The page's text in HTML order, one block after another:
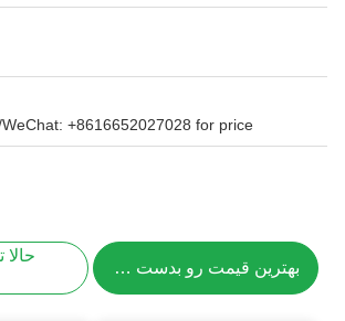
+8616652027028 for price
بهترین قیمت رو بدست بیار